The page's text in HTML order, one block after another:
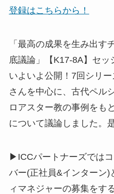
登録はこちらから！
「最高の成果を生み出す
底議論」【K17-8A】セッ
いよいよ公開！7回シリ
さんを中心に、古代ペル
ロアスター教の事例をも
について議論しました。
▶ICCパートナーズでは
バー(正社員&インターン)
ィマネジャーの募集をす